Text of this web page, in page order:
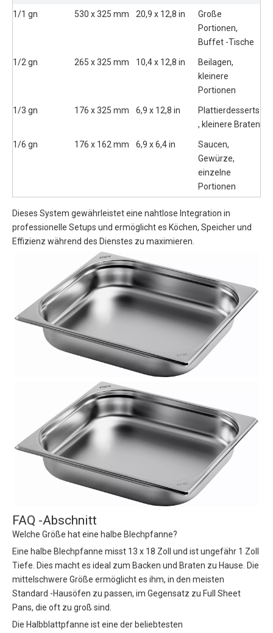
1/1 gn 530 x 325 mm 20,9 x 12,8 in
Große
Portionen,
Buffet -Tische
1/2 gn 265 x 325 mm 10,4 x 12,8 in
Beilagen,
kleinere
Portionen
1/3 gn 176 x 325 mm 6,9 x 12,8 in
Plattierdesserts
, kleinere Braten
1/6 gn 176 x 162 mm 6,9 x 6,4 in
Saucen,
Gewürze,
einzelne
Portionen
Dieses System gewährleistet eine nahtlose Integration in
professionelle Setups und ermöglicht es Köchen, Speicher und
Effizienz während des Dienstes zu maximieren.
FAQ -Abschnitt
Welche Größe hat eine halbe Blechpfanne?
Eine halbe Blechpfanne misst 13 x 18 Zoll und ist ungefähr 1 Zoll
Tiefe. Dies macht es ideal zum Backen und Braten zu Hause. Die
mittelschwere Größe ermöglicht es ihm, in den meisten
Standard -Hausöfen zu passen, im Gegensatz zu Full Sheet
Pans, die oft zu groß sind.
Die Halbblattpfanne ist eine der beliebtesten